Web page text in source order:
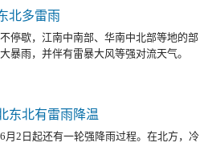
北多雷雨
停歇，江南中南部、华南中北部等地的部
暴雨，并伴有雷暴大风等强对流天气。
东北有雷雨降温
月2日起还有一轮强降雨过程。在北方，冷